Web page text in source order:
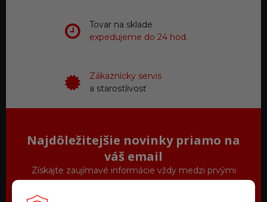
Tovar na sklade
expedujeme do 24 hod.
Zákaznícky servis
a starostlivosť
Najdôležitejšie novinky priamo na
váš email
Získajte zaujímavé informácie vždy medzi prvými